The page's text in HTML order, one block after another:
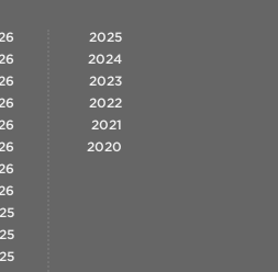
2025
2024
2023
2022
2021
2020